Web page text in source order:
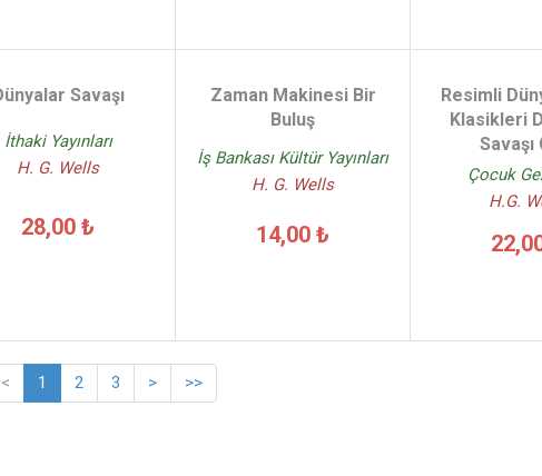
Savaşı
İthaki Yayınları
H. G. Wells
28,00 ₺
Zaman Makinesi Bir
Buluş
İş Bankası Kültür Yayınları
H. G. Wells
14,00 ₺
Resimli
Klasikleri
Savaşı
Çocuk
H.G.
< 1 2 3 > >>